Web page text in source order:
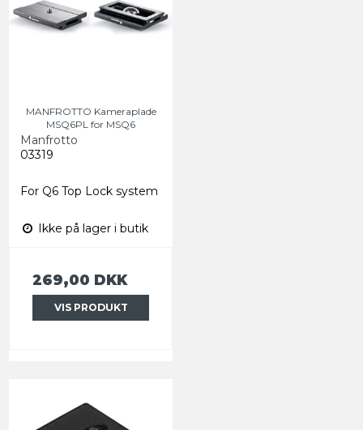
MANFROTTO Kameraplade
MSQ6PL for MSQ6
Manfrotto
03319
For Q6 Top Lock system
Ikke på lager i butik
269,00 DKK
VIS PRODUKT